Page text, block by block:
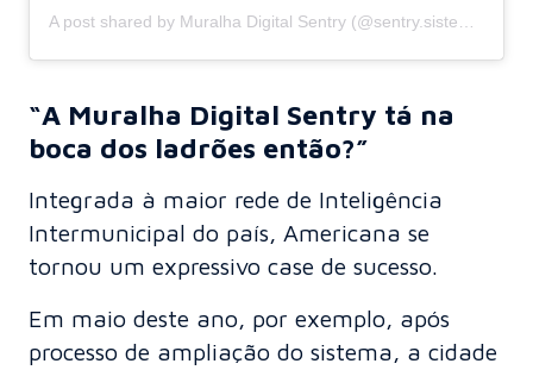
“A Muralha Digital Sentry tá na
boca dos ladrões então?”
Integrada à maior rede de Inteligência
Intermunicipal do país, Americana se
tornou um expressivo case de sucesso.
Em maio deste ano, por exemplo, após
processo de ampliação do sistema, a cidade